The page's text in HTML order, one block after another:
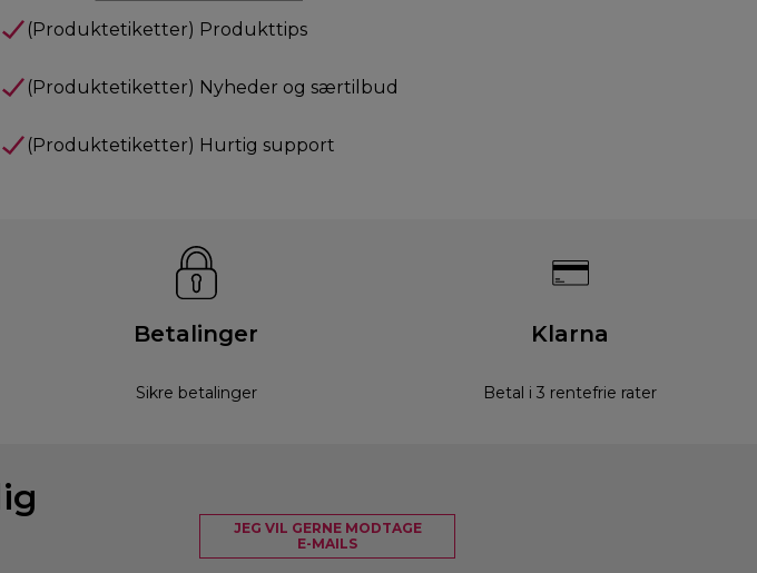
(Produktetiketter) Produkttips
(Produktetiketter) Nyheder og særtilbud
(Produktetiketter) Hurtig support
Betalinger
Sikre betalinger
Klarna
Betal i 3 rentefrie rater
JEG VIL GERNE MODTAGE
E-MAILS